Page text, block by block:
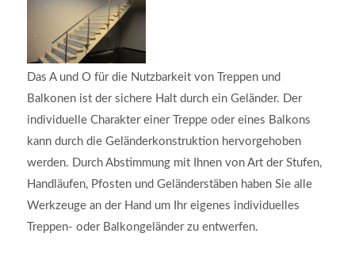
Das A und O für die Nutzbarkeit von Treppen und
Balkonen ist der sichere Halt durch ein Geländer. Der
individuelle Charakter einer Treppe oder eines Balkons
kann durch die Geländerkonstruktion hervorgehoben
werden. Durch Abstimmung mit Ihnen von Art der Stufen,
Handläufen, Pfosten und Geländerstäben haben Sie alle
Werkzeuge an der Hand um Ihr eigenes individuelles
Treppen- oder Balkongeländer zu entwerfen.
Good Service
Lorem ipsum dolor sit amet, consectetuer adipiscing
elit. Aenean commodo ligula eget dolor.